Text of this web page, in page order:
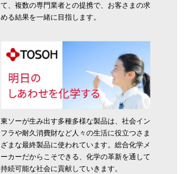
て、複数の専門業者との提携で、お客さまの求
める結果を一緒に目指します。
東ソーが生み出す多種多様な製品は、社会イン
フラや耐久消費財など人々の生活に役立つさま
ざまな最終製品に使われています。総合化学メ
ーカーだからこそできる、化学の革新を通して
持続可能な社会に貢献していきます。